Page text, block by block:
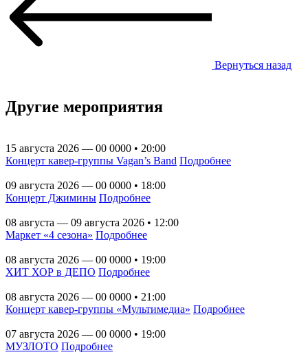
Вернуться назад
Другие мероприятия
15 августа 2026 — 00 0000 • 20:00
Концерт кавер-группы Vagan’s Band Подробнее
09 августа 2026 — 00 0000 • 18:00
Концерт Джимины Подробнее
08 августа — 09 августа 2026 • 12:00
Маркет «4 сезона» Подробнее
08 августа 2026 — 00 0000 • 19:00
ХИТ ХОР в ДЕПО Подробнее
08 августа 2026 — 00 0000 • 21:00
Концерт кавер-группы «Мультимедиа» Подробнее
07 августа 2026 — 00 0000 • 19:00
МУЗЛОТО Подробнее